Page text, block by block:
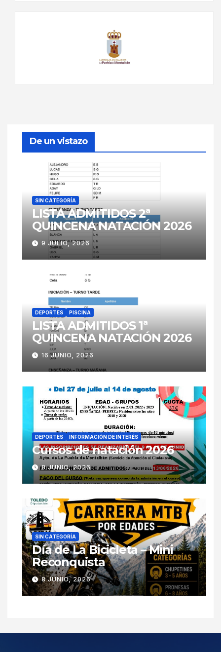
De un vistazo
SIN CATEGORÍA
LISTA ADMITIDOS 2ª
QUINCENA NATACIÓN 2026
9 JULIO, 2026
DEPORTES PISCINA
LISTA ADMITIDOS 1ª
QUINCENA NATACIÓN 2026
16 JUNIO, 2026
DEPORTES INFORMACIÓN DE INTERÉS
Cursos de natación 2026
8 JUNIO, 2026
SIN CATEGORÍA
Día de La Bicicleta – Mini
Reconquista
8 JUNIO, 2026